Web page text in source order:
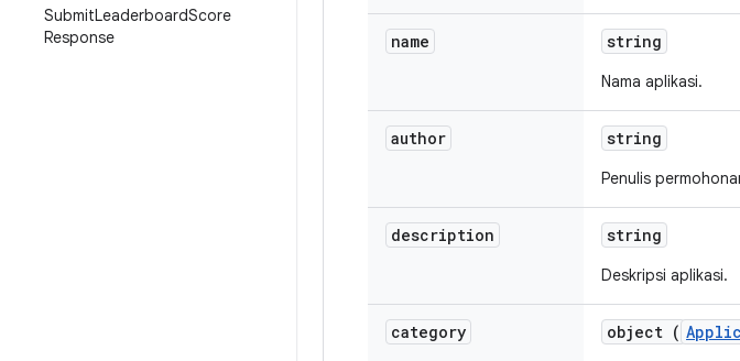
SubmitLeaderboardScore
Response
name string
Nama aplikasi.
author string
Penulis
description string
Deskripsi aplikasi.
category object (